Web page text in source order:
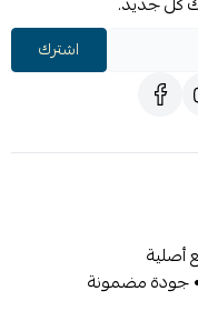
اشترك
أصلية
جودة مضمونة